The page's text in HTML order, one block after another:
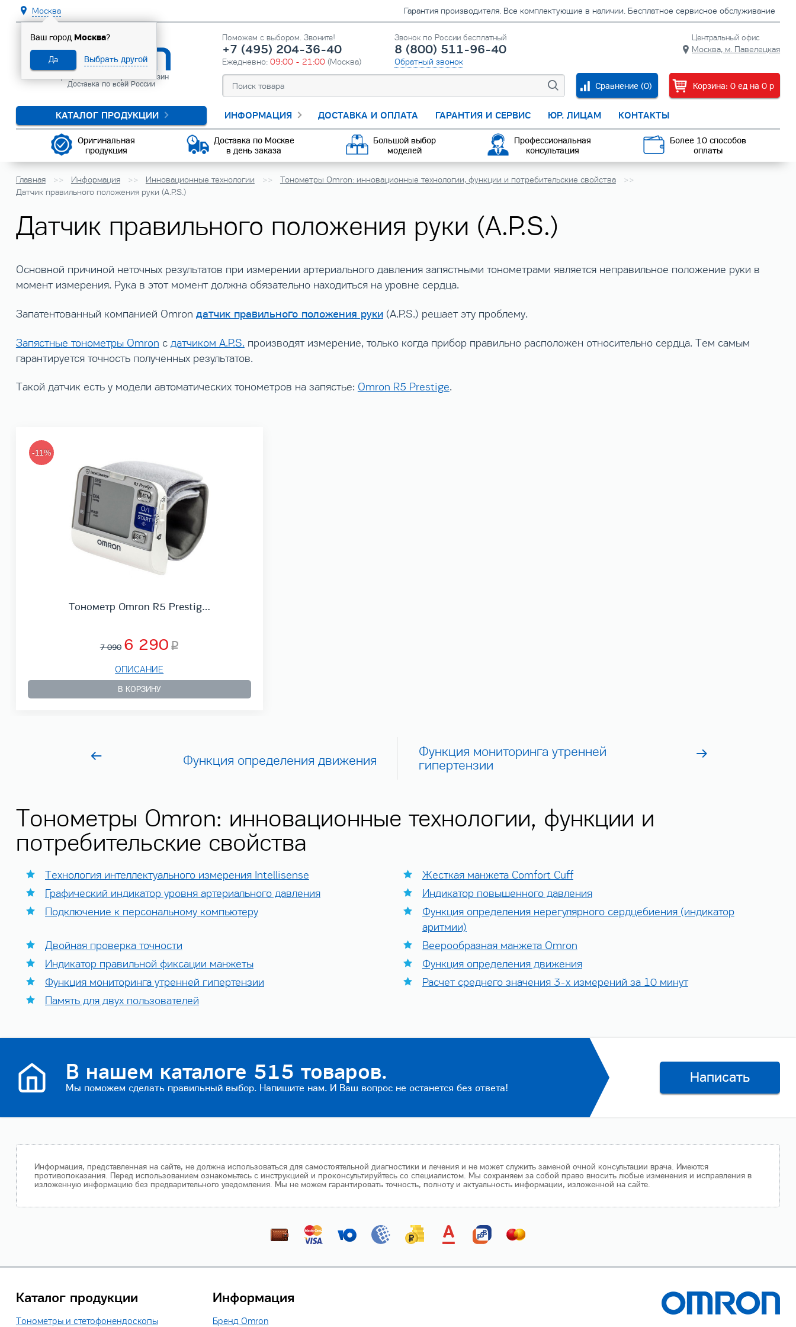
Москва
Ваш город Москва?
Да Выбрать другой
Гарантия производителя. Все комплектующие в наличии. Бесплатное сервисное обслуживание
Официальный интернет-магазин
Доставка по всей России
Центральный офис
Москва, м. Павелецкая
Поможем с выбором. Звоните!
+7 (495) 204-36-40
Ежедневно:09:00 - 21:00 (Москва)
Звонок по России бесплатный
8 (800) 511-96-40
Обратный звонок
Корзина: 0 ед на 0 p
Сравнение (0)
КАТАЛОГ ПРОДУКЦИИ ИНФОРМАЦИЯ ДОСТАВКА И ОПЛАТА ГАРАНТИЯ И СЕРВИС ЮР. ЛИЦАМ КОНТАКТЫ
Оригинальная
продукция
Доставка по Москве
в день заказа
Большой выбор
моделей
Профессиональная
консультация
Более 10 способов
оплаты
Главная Информация Инновационные технологии
Тонометры Omron: инновационные технологии, функции и потребительские свойства
Датчик правильного положения руки (A.P.S.)
Датчик правильного положения руки (A.P.S.)
Основной причиной неточных результатов при измерении артериального давления запястными тонометрами является неправильное положение руки в
момент измерения. Рука в этот момент должна обязательно находиться на уровне сердца.
Запатентованный компанией Omron датчик правильного положения руки(A.P.S.) решает эту проблему.
Запястные тонометры Omron с датчиком A.P.S. производят измерение, только когда прибор правильно расположен относительно сердца. Тем самым
гарантируется точность полученных результатов.
Такой датчик есть у модели автоматических тонометров на запястье: Omron R5 Prestige.
-11%
Тонометр Omron R5 Prestig…
7 090 6 290
ОПИСАНИЕ
В КОРЗИНУ
Функция определения движения
Функция мониторинга утренней
гипертензии
Тонометры Omron: инновационные технологии, функции и
потребительские свойства
Технология интеллектуального измерения Intellisense
Жесткая манжета Comfort Cuff
Графический индикатор уровня артериального давления
Индикатор повышенного давления
Подключение к персональному компьютеру
Функция определения нерегулярного сердцебиения (индикатор
аритмии)
Двойная проверка точности
Веерообразная манжета Omron
Индикатор правильной фиксации манжеты
Функция определения движения
Функция мониторинга утренней гипертензии
Расчет среднего значения 3-х измерений за 10 минут
Память для двух пользователей
В нашем каталоге 515 товаров.
Мы поможем сделать правильный выбор. Напишите нам. И Ваш вопрос не останется без ответа!
Написать
Информация, представленная на сайте, не должна использоваться для самостоятельной диагностики и лечения и не может служить заменой очной консультации врача. Имеются
противопоказания. Перед использованием ознакомьтесь с инструкцией и проконсультируйтесь со специалистом. Мы сохраняем за собой право вносить любые изменения и исправления в
изложенную информацию без предварительного уведомления. Мы не можем гарантировать точность, полноту и актуальность информации, изложенной на сайте.
Каталог продукции
Тонометры и стетофонендоскопы
Информация
Бренд Omron